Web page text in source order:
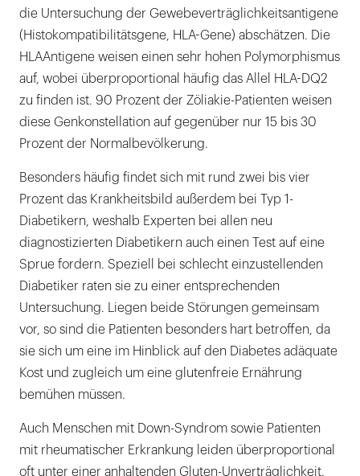
die Untersuchung der Gewebeverträglichkeitsantigene
(Histokompatibilitätsgene, HLA-Gene) abschätzen. Die
HLAAntigene weisen einen sehr hohen Polymorphismus
auf, wobei überproportional häufig das Allel HLA-DQ2
zu finden ist. 90 Prozent der Zöliakie-Patienten weisen
diese Genkonstellation auf gegenüber nur 15 bis 30
Prozent der Normalbevölkerung.
Besonders häufig findet sich mit rund zwei bis vier
Prozent das Krankheitsbild außerdem bei Typ 1-
Diabetikern, weshalb Experten bei allen neu
diagnostizierten Diabetikern auch einen Test auf eine
Sprue fordern. Speziell bei schlecht einzustellenden
Diabetiker raten sie zu einer entsprechenden
Untersuchung. Liegen beide Störungen gemeinsam
vor, so sind die Patienten besonders hart betroffen, da
sie sich um eine im Hinblick auf den Diabetes adäquate
Kost und zugleich um eine glutenfreie Ernährung
bemühen müssen.
Auch Menschen mit Down-Syndrom sowie Patienten
mit rheumatischer Erkrankung leiden überproportional
oft unter einer anhaltenden Gluten-Unverträglichkeit.